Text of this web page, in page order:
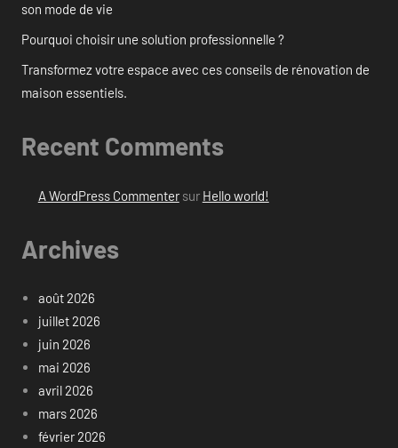
son mode de vie
Pourquoi choisir une solution professionnelle ?
Transformez votre espace avec ces conseils de rénovation de
maison essentiels.
Recent Comments
A WordPress Commentersur Hello world!
Archives
août 2026
juillet 2026
juin 2026
mai 2026
avril 2026
mars 2026
février 2026